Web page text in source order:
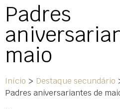
Padres
maio
Início > Destaque secundário
Padres aniversariantes de